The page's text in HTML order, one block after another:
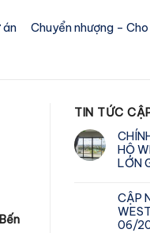
án Chuyển nhượng –
TIN TỨC
HỘ
LỚN
CẬP
06/